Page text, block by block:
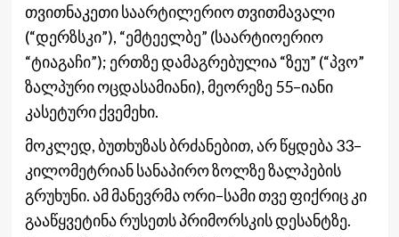
თვითნაკეთი საარტილერიო თვითმავალი
(“დერზსკი”), “ემტეელბე” (საარტიოერიო
“ტიაგაჩი”); ერთზე დამაგრებულია “ზეუ” (“პვო”
ზალპური ოცდასამიანი), მეორეზე 55–იანი
კასეტური ქვემეხი.
მოკლედ, ბუთხუზას ბრძანებით, არ წყდება 33–
კილომეტრიან სანაპირო ზოლზე ზალპების
გრუხუნი. ამ მანევრმა ორი–სამი თვე ფიქრიც კი
გააწყვეტინა რუსეთს პრიმორსკის დესანტზე.